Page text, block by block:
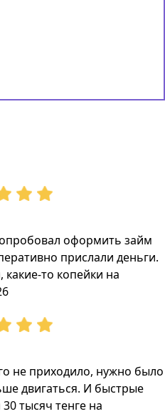
оформить займ
прислали деньги.
то копейки на
не приходило, нужно было
двигаться. И быстрые
тысяч тенге на